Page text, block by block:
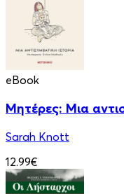
eBook
Μητέρες: Μια
Sarah Knott
12.99€